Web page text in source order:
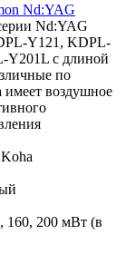
Nd:YAG
Nd:YAG
Y121, KDPL-
с длиной
по
воздушное
160, 200 мВт (в